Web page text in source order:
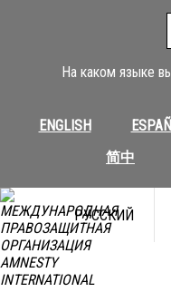
На каком языке
ENGLISH
简中
РУССКИЙ